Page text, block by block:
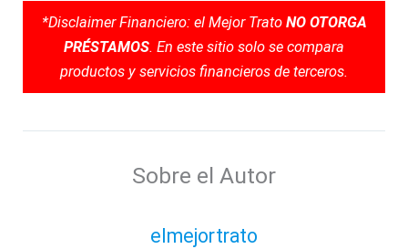
*Disclaimer Financiero: el Mejor Trato NO OTORGA
PRÉSTAMOS. En este sitio solo se compara
productos y servicios financieros de terceros.
Sobre el Autor
elmejortrato